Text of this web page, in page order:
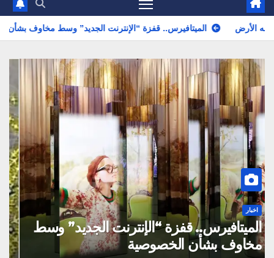
أكبر هضبة في العالم وسبب عدم تحليق الطائرات فوق هضبة التبت قفزة “الإنترنت الجديد” وسط مخاوف بشأن الخصوصية
اخبار
الميتافيرس.. قفزة “الإنترنت الجديد” وسط
مخاوف بشأن الخصوصية